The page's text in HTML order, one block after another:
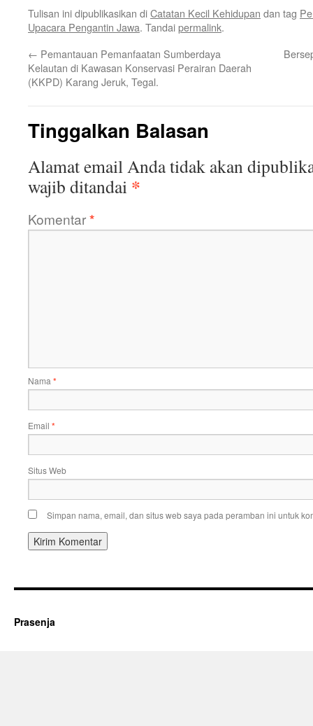
Tulisan ini dipublikasikan diCatatan Kecil Kehidupan dan tag
Upacara Pengantin Jawa. Tandaipermalink.
← Pemantauan Pemanfaatan Sumberdaya
Kelautan di Kawasan Konservasi Perairan Daerah
(KKPD) Karang Jeruk, Tegal.
Tinggalkan Balasan
Alamat email Anda tidak akan
wajib ditandai *
Komentar*
Nama *
Email *
Situs Web
Simpan nama, email, dan situs web saya pada peramban ini untuk
Prasenja